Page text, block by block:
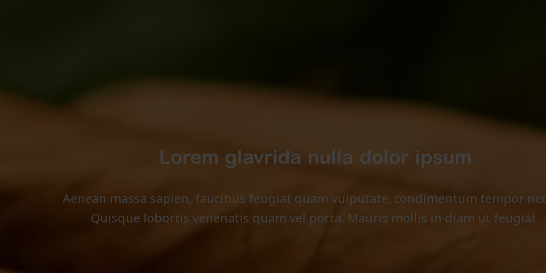
Lorem glavrida nulla dolor ipsum
Aenean massa sapien, faucibus feugiat quam vulputate, condimentum tempor
Quisque lobortis venenatis quam vel porta. Mauris mollis in diam ut feugiat.